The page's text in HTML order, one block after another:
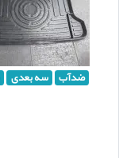
ضدآب سه بعدی